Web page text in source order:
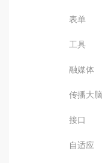
表单
工具
融媒体
传播大脑
接口
自适应